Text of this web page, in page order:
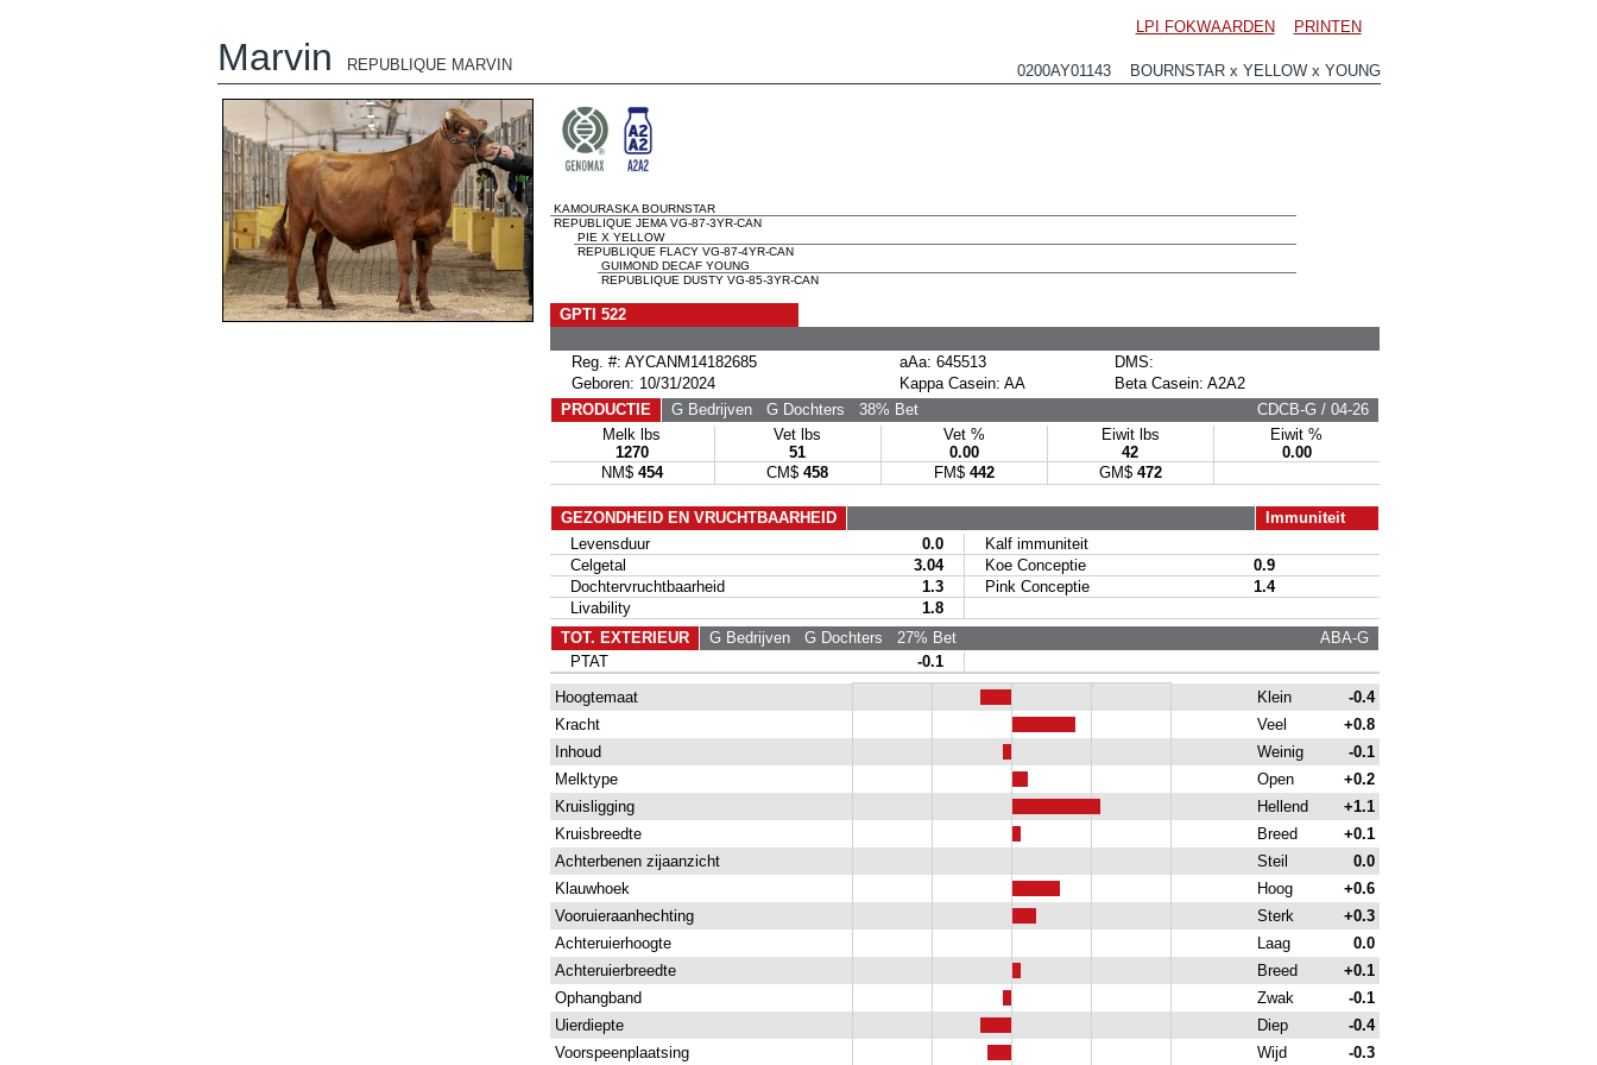
LPI FOKWAARDEN PRINTEN
Marvin REPUBLIQUE MARVIN 0200AY01143 BOURNSTAR x YELLOW x YOUNG
KAMOURASKA BOURNSTAR
REPUBLIQUE JEMA VG-87-3YR-CAN
PIE X YELLOW
REPUBLIQUE FLACY VG-87-4YR-CAN
GUIMOND DECAF YOUNG
REPUBLIQUE DUSTY VG-85-3YR-CAN
GPTI 522
Reg. #: AYCANM14182685 aAa: 645513
DMS:
Geboren: 10/31/2024
Kappa Casein: AA
Beta Casein: A2A2
PRODUCTIE
G BedrijvenG Dochters 38% Bet
CDCB-G / 04-26
Melk lbs
1270
Vet lbs
51
Vet %
0.00
Eiwit lbs
42
Eiwit %
0.00
NM$ 454 CM$ 458 FM$ 442 GM$ 472
GEZONDHEID EN VRUCHTBAARHEID
Immuniteit
Levensduur
0.0
Kalf immuniteit
Celgetal
3.04 Koe Conceptie
0.9
Dochtervruchtbaarheid
1.3 Pink Conceptie
1.4
Livability
1.8
TOT. EXTERIEUR
G BedrijvenG Dochters 27% Bet
ABA-G
PTAT
-0.1
Hoogtemaat
Klein
-0.4
Kracht
Veel
+0.8
Inhoud
Weinig
-0.1
Melktype
Open
+0.2
Kruisligging
Hellend
+1.1
Kruisbreedte
Breed
+0.1
Achterbenen zijaanzicht
Steil
0.0
Klauwhoek
Hoog
+0.6
Vooruieraanhechting
Sterk
+0.3
Achteruierhoogte
Laag
0.0
Achteruierbreedte
Breed
+0.1
Ophangband
Zwak
-0.1
Uierdiepte
Diep
-0.4
Voorspeenplaatsing
Wijd -0.3